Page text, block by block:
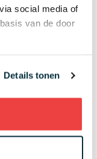
social media of
van de door
Details tonen